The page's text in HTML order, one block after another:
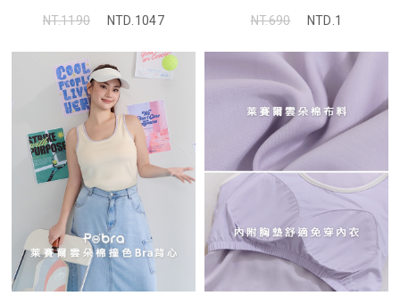
NT.1190
NTD.1047
NT.690
NTD.1